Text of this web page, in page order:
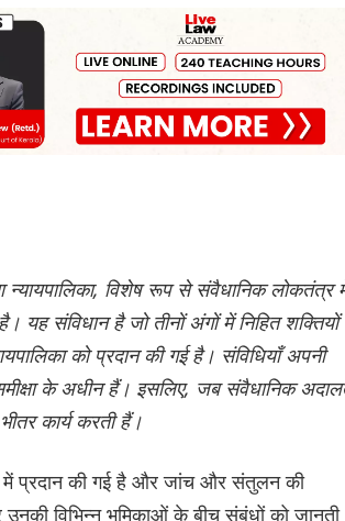
न्यायपालिका, विशेष रूप से संवैधानिक लोकतंत्र
संविधान है जो तीनों अंगों में निहित शक्तियों
को प्रदान की गई है। संविधियाँ अपनी
के अधीन हैं। इसलिए, जब संवैधानिक
कार्य करती हैं।
में प्रदान की गई है और जांच और संतुलन की
विभिन्न भूमिकाओं के बीच संबंधों को जानती